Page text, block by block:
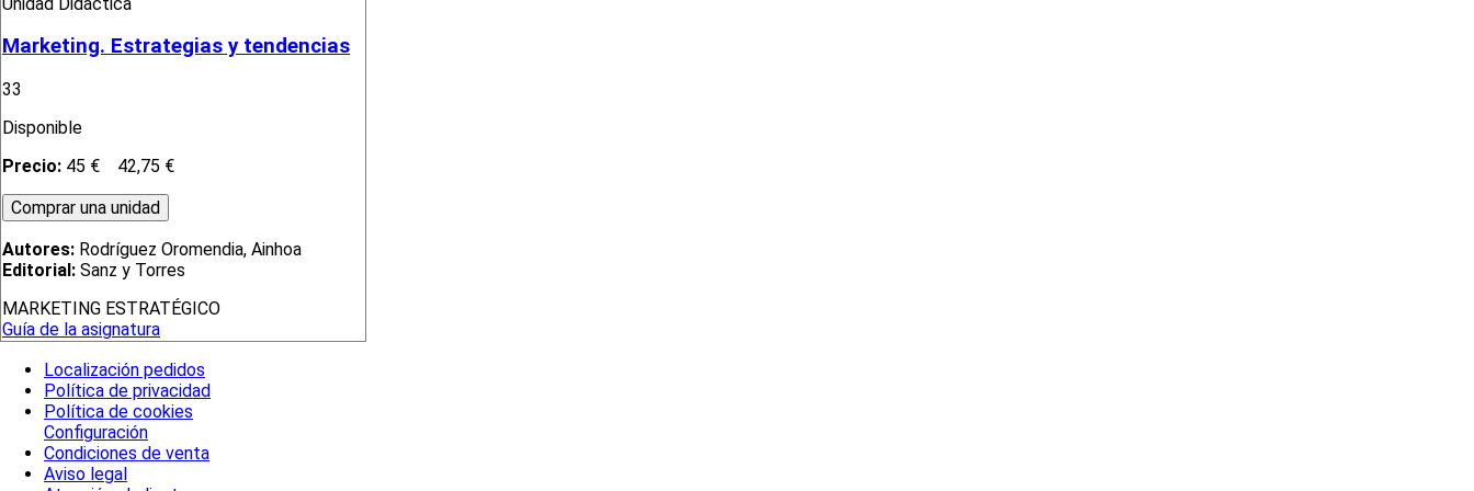
Marketing. Estrategias y tendencias
33
Disponible
Precio: 45 € 42,75 €
Autores: Rodríguez Oromendia, Ainhoa
Editorial: Sanz y Torres
MARKETING ESTRATÉGICO
Guía de la asignatura
Localización pedidos
Política de privacidad
Política de cookies
Configuración
Condiciones de venta
Aviso legal